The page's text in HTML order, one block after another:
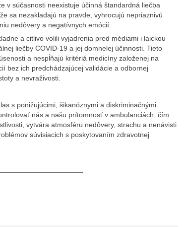
v súčasnosti neexistuje účinná štandardná liečba
sa nezakladajú na pravde, vyhrocujú nepriaznivú
nedôvery a negatívnych emócií.
a citlivo volili vyjadrenia pred médiami i laickou
liečby COVID-19 a jej domnelej účinnosti. Tieto
a nespĺňajú kritériá medicíny založenej na
bez ich predchádzajúcej validácie a odbornej
a nevraživosti.
s ponižujúcimi, šikanóznymi a diskriminačnými
nás a našu prítomnosť v ambulanciách, čím
vytvára atmosféru nedôvery, strachu a nenávisti
súvisiacich s poskytovaním zdravotnej